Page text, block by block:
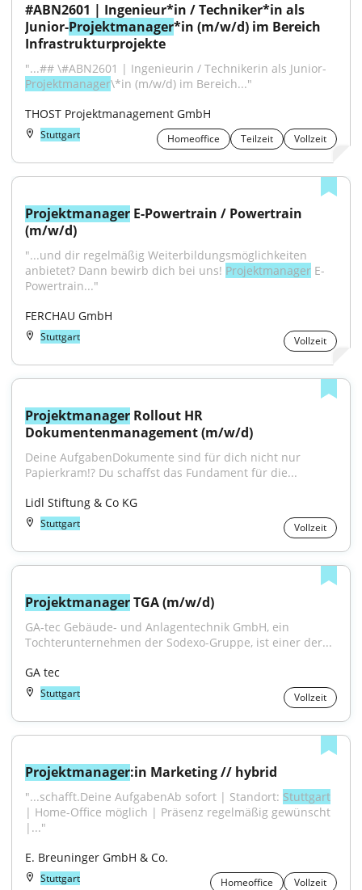
#ABN2601 | Ingenieur*in / Techniker*in als
Junior-Projektmanager*in (m/w/d) im Bereich
Infrastrukturprojekte
"...## \#ABN2601 | Ingenieurin / Technikerin als Junior-
Projektmanager\*in (m/w/d) im Bereich..."
THOST Projektmanagement GmbH
Stuttgart Homeoffice Teilzeit Vollzeit
Projektmanager E-Powertrain / Powertrain
(m/w/d)
"...und dir regelmäßig Weiterbildungsmöglichkeiten
anbietet? Dann bewirb dich bei uns! Projektmanager E-
Powertrain..."
FERCHAU GmbH
Stuttgart Vollzeit
Projektmanager Rollout HR
Dokumentenmanagement (m/w/d)
Deine AufgabenDokumente sind für dich nicht nur
Papierkram!? Du schaffst das Fundament für die...
Lidl Stiftung & Co KG
Stuttgart Vollzeit
Projektmanager TGA (m/w/d)
GA-tec Gebäude- und Anlagentechnik GmbH, ein
Tochterunternehmen der Sodexo-Gruppe, ist einer der...
GA tec
Stuttgart Vollzeit
Projektmanager:in Marketing // hybrid
"...schafft.Deine AufgabenAb sofort | Standort: Stuttgart
| Home-Office möglich | Präsenz regelmäßig gewünscht
|..."
E. Breuninger GmbH & Co.
Stuttgart Homeoffice
Vollzeit